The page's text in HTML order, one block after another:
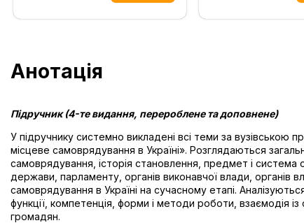
Анотація
Підручник (4-те видання, перероблене та доповнене)
У підручнику системно викладені всі теми за вузівською
місцеве самоврядування в Україні». Розглядаються
самоврядування, історія становлення, предмет і система
держави, парламенту, органів виконавчої влади, органів
самоврядування в Україні на сучасному етапі.
функції, компетенція, форми і методи роботи, взаємодія
громадян.